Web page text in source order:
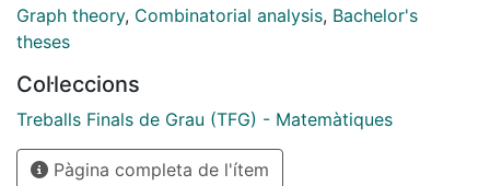
segona prova (més establerta i simplificada, a càrrec
de N. Robertson, D. Sanders, P. Seymour i R. Thomas) i
computacionalment per ordinadors.
Graph theory, Combinatorial analysis, Bachelor's
theses
Col·leccions
Treballs Finals de Grau (TFG) - Matemàtiques
Pàgina completa de l'ítem